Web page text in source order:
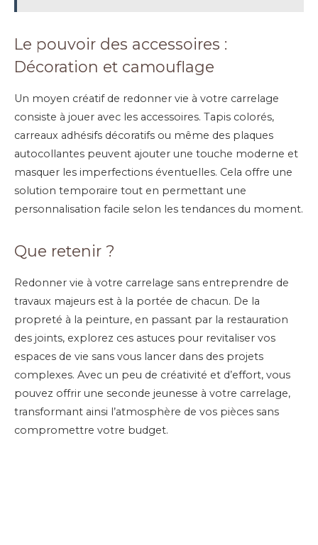
Le pouvoir des accessoires :
Décoration et camouflage
Un moyen créatif de redonner vie à votre carrelage
consiste à jouer avec les accessoires. Tapis colorés,
carreaux adhésifs décoratifs ou même des plaques
autocollantes peuvent ajouter une touche moderne et
masquer les imperfections éventuelles. Cela offre une
solution temporaire tout en permettant une
personnalisation facile selon les tendances du moment.
Que retenir ?
Redonner vie à votre carrelage sans entreprendre de
travaux majeurs est à la portée de chacun. De la
propreté à la peinture, en passant par la restauration
des joints, explorez ces astuces pour revitaliser vos
espaces de vie sans vous lancer dans des projets
complexes. Avec un peu de créativité et d’effort, vous
pouvez offrir une seconde jeunesse à votre carrelage,
transformant ainsi l’atmosphère de vos pièces sans
compromettre votre budget.